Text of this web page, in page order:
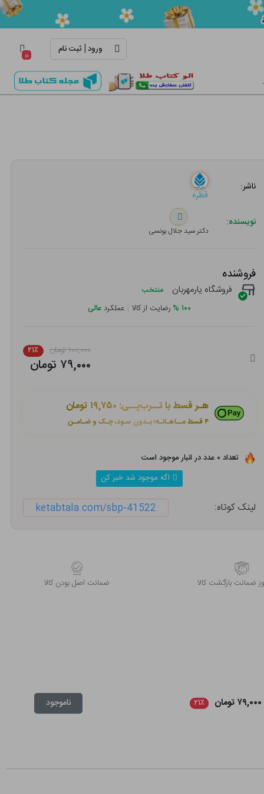
ورود| ثبت نام ۰
ناشر:
قطره
نویسنده:
دکتر سید جلال یونسی
فروشنده
فروشگاه یارمهربان منتخب
۱۰۰ % رضایت از کالا | عملکرد عالی
۱۰۰,۰۰۰ تومان ۲۱٪
۷۹,۰۰۰ تومان
هـر قسط با تــرب‌پــی: ۱۹,۷۵۰ تومان
۴ قسط مــاهـانـه؛ بـدون سـود، چـک و ضـامـن
تعداد ۰ عدد در انبار موجود است
اگه موجود شد خبر کن
لینک کوتاه: ketabtala.com/sbp-41522
ضمانت بازگشت کالا ﺿﻤﺎﻧﺖ اﺻﻞ ﺑﻮدن ﮐﺎﻟﺎ
۷۹,۰۰۰ تومان ۲۱٪ ناموجود